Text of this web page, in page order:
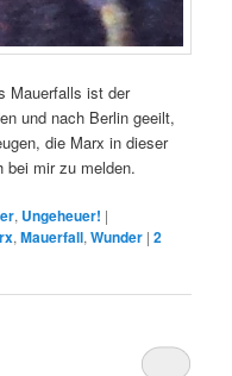
Mauerfalls ist der
und nach Berlin geeilt,
die Marx in dieser
bei mir zu melden.
, Ungeheuer! |
,Mauerfall,Wunder |2